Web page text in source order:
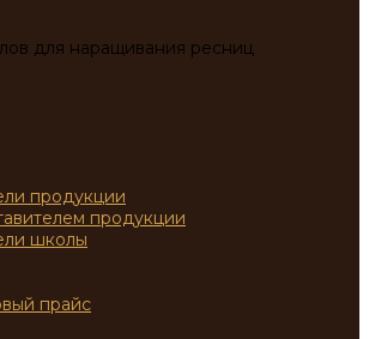
для наращивания ресниц
продукции
продукции
школы
прайс